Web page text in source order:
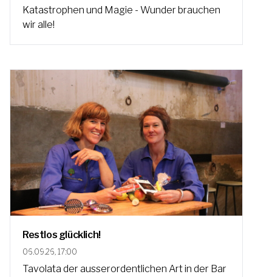
Katastrophen und Magie - Wunder brauchen
wir alle!
Restlos glücklich!
06.09.26, 17:00
Tavolata der ausserordentlichen Art in der Bar